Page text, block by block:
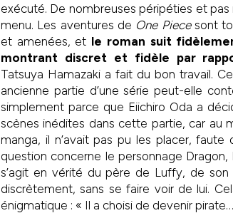
exécuté. De nombreuses péripéties et
menu. Les aventures de One Piecesont
et amenées, et le roman suit
montrant discret et fidèle par
Tatsuya Hamazaki a fait du bon travail.
ancienne partie d’une série peut-elle
simplement parce que Eiichiro Oda a
scènes inédites dans cette partie, car au
manga, il n’avait pas pu les placer,
question concerne le personnage
s’agit en vérité du père de Luffy, de
discrètement, sans se faire voir de lui.
énigmatique : « Il a choisi de devenir